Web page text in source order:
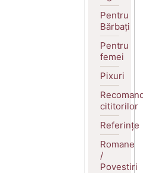
Pentru
Bărbați
Pentru
femei
Pixuri
cititorilor
Referințe
Romane
/
Povestiri